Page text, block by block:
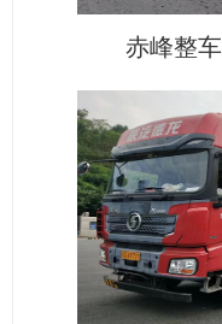
赤峰整